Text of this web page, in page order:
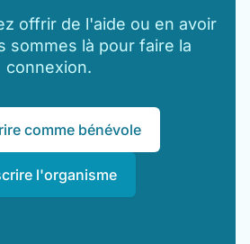
offrir de l'aide ou en avoir
sommes là pour faire la
connexion.
comme bénévole
l'organisme